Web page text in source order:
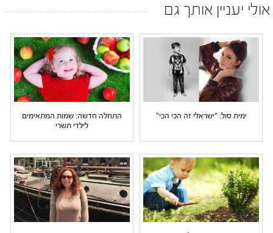
אולי יעניין אותך גם
ימית סול: "ישראלי זה הכי הכי"
התחלה חדשה: שמות המתאימים
לילדי תשרי